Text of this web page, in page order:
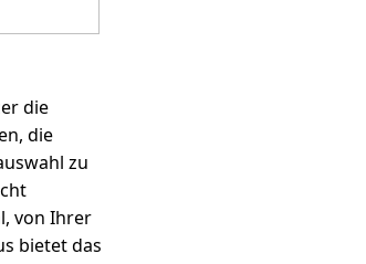
die
die
zu
von Ihrer
bietet das